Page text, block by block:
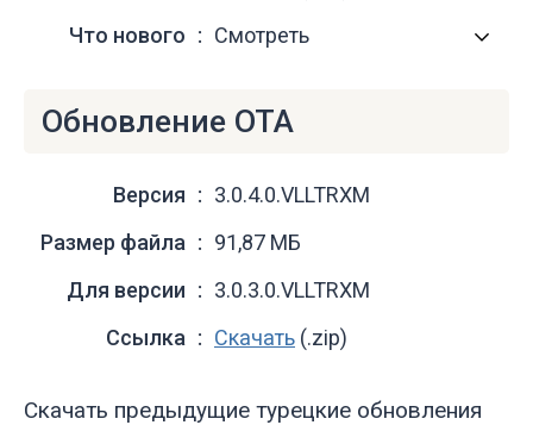
Что нового Смотреть
Обновление OTA
Версия
3.0.4.0.VLLTRXM
Размер файла
91,87 МБ
Для версии
3.0.3.0.VLLTRXM
Ссылка
Скачать (.zip)
Скачать предыдущие турецкие обновления